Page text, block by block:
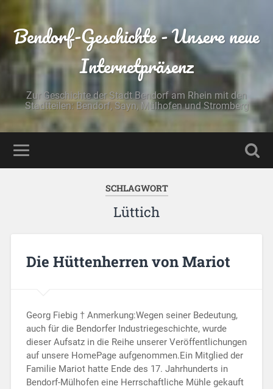
Bendorf-Geschichte - Unsere neue
Internetpräsenz
Zur Geschichte der Stadt Bendorf am Rhein mit den
Stadtteilen: Bendorf, Sayn, Mülhofen und Stromberg
SCHLAGWORT
Lüttich
Die Hüttenherren von Mariot
Georg Fiebig † Anmerkung:Wegen seiner Bedeutung,
auch für die Bendorfer Industriegeschichte, wurde
dieser Aufsatz in die Reihe unserer Veröffentlichungen
auf unsere HomePage aufgenommen.Ein Mitglied der
Familie Mariot hatte Ende des 17. Jahrhunderts in
Bendorf-Mülhofen eine Herrschaftliche Mühle gekauft